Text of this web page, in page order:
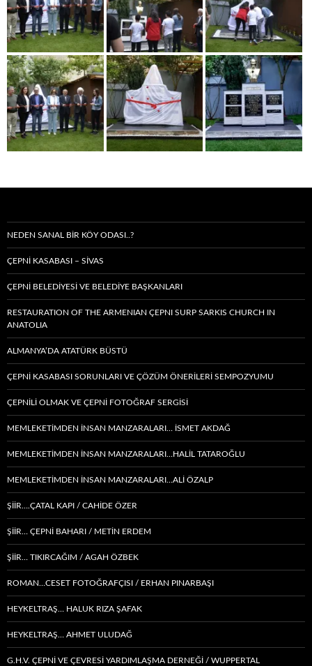
NEDEN SANAL BIR KÖY ODASI..?
ÇEPNİ KASABASI – SIVAS
ÇEPNİ BELEDİYESİ VE BELEDİYE BAŞKANLARI
RESTAURATION OF THE ARMENIAN ÇEPNI SURP SARKIS CHURCH IN
ANATOLIA
ALMANYA’DA ATATÜRK BÜSTÜ
ÇEPNİ KASABASI SORUNLARI VE ÇÖZÜM ÖNERİLERİ SEMPOZYUMU
ÇEPNİLİ OLMAK VE ÇEPNİ FOTOĞRAF SERGİSİ
MEMLEKETIMDEN INSAN MANZARALARI… İSMET AKDAĞ
MEMLEKETIMDEN INSAN MANZARALARI…HALİL TATAROĞLU
MEMLEKETIMDEN INSAN MANZARALARI…ALİ ÖZALP
ŞİİR….ÇATAL KAPI / CAHİDE ÖZER
ŞİİR… ÇEPNI BAHARI / METİN ERDEM
ŞIIR… TIKIRCAĞIM / AGAH ÖZBEK
ROMAN…CESET FOTOĞRAFÇISI / ERHAN PINARBAŞI
HEYKELTRAŞ… HALUK RIZA ŞAFAK
HEYKELTRAŞ… AHMET ULUDAĞ
G.H.V. ÇEPNİ VE ÇEVRESİ YARDIMLAŞMA DERNEĞİ / WUPPERTAL